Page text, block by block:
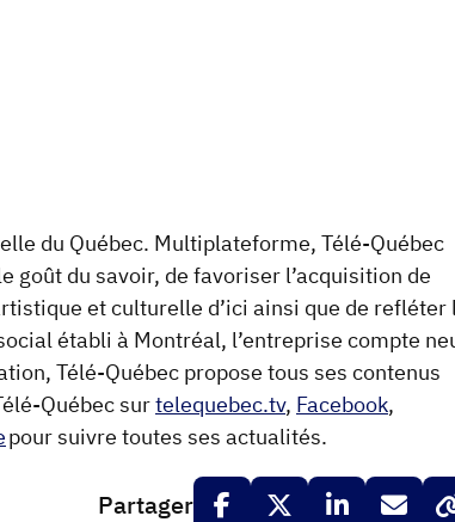
du Québec. Multiplateforme, Télé-Québec
goût du savoir, de favoriser l’acquisition de
et culturelle d’ici ainsi que de refléter
établi à Montréal, l’entreprise compte
Télé-Québec propose tous ses contenus
Québec surtelequebec.tv, Facebook,
pour suivre toutes ses actualités.
Partager